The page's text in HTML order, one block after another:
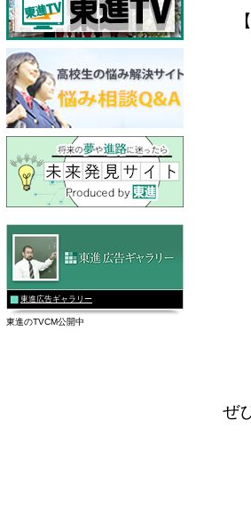
【
ぜ
東進広告ギャラリー
東進のTVCM公開中